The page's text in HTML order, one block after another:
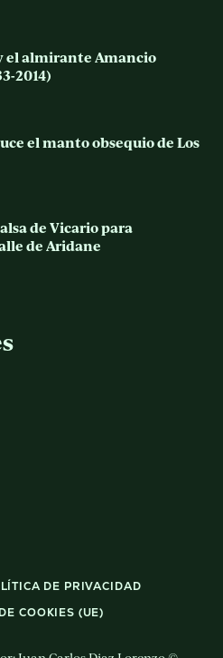
el almirante Amancio
2014)
el manto obsequio de Los
de Vicario para
de Aridane
DE PRIVACIDAD
COOKIES (UE)